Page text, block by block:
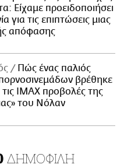
Είχαμε προειδοποιήσει
για τις επιπτώσεις μιας
απόφασης
Πώς ένας παλιός
βρέθηκε
IMAX προβολές της
του Νόλαν
ΔΗΜΟΦΙΛΗ